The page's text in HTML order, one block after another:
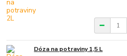
Dóza na potraviny 1,5 L